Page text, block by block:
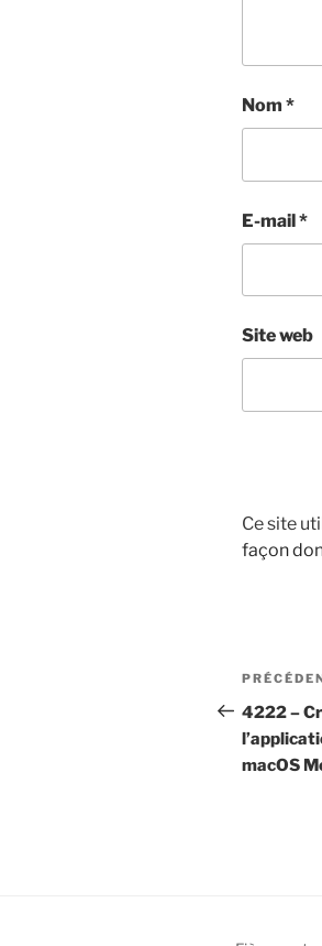
Nom *
E-mail*
Site web
Ce site
façon
de
Article
4222 –
macOS